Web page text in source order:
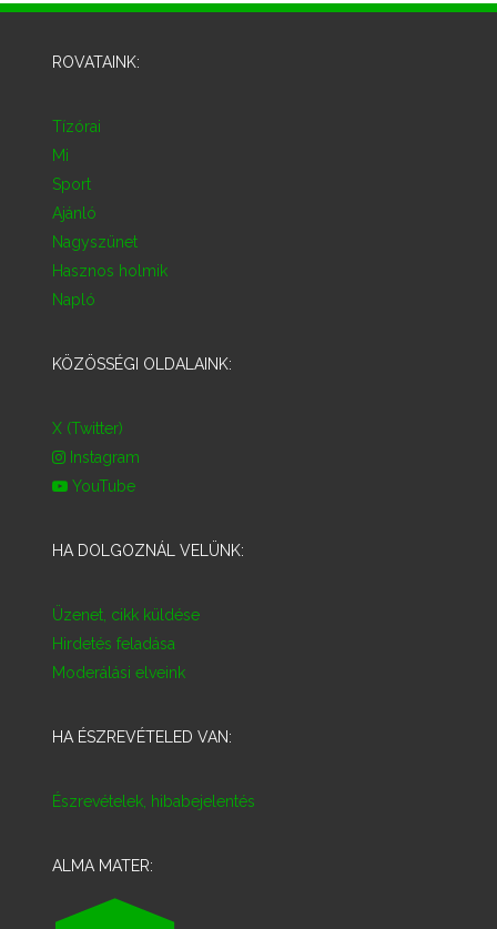
ROVATAINK:
Tízórai
Mi
Sport
Ajánló
Nagyszünet
Hasznos holmik
Napló
KÖZÖSSÉGI OLDALAINK:
X (Twitter)
Instagram
YouTube
HA DOLGOZNÁL VELÜNK:
Üzenet, cikk küldése
Hirdetés feladása
Moderálási elveink
HA ÉSZREVÉTELED VAN:
Észrevételek, hibabejelentés
ALMA MATER: